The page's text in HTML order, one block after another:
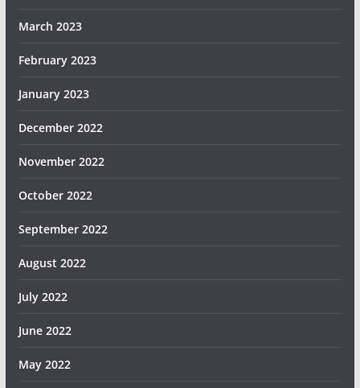
March 2023
February 2023
January 2023
December 2022
November 2022
October 2022
September 2022
August 2022
July 2022
June 2022
May 2022